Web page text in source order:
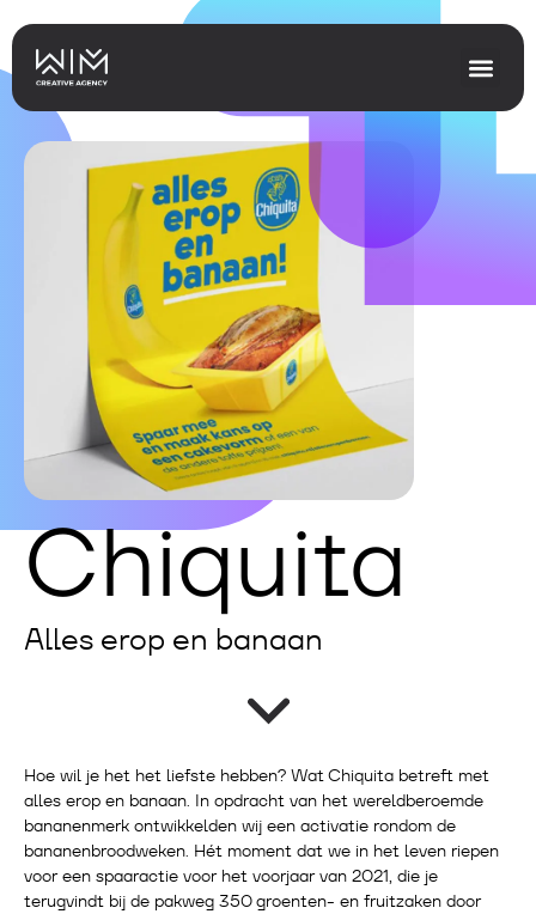
Chiquita
Alles erop en banaan
Hoe wil je het het liefste hebben? Wat Chiquita betreft met
alles erop en banaan. In opdracht van het wereldberoemde
bananenmerk ontwikkelden wij een activatie rondom de
bananenbroodweken. Hét moment dat we in het leven riepen
voor een spaaractie voor het voorjaar van 2021, die je
terugvindt bij de pakweg 350 groenten- en fruitzaken door